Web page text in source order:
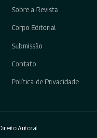
Sobre a Revista
Corpo Editorial
Submissão
Contato
Política de Privacidade
Autoral